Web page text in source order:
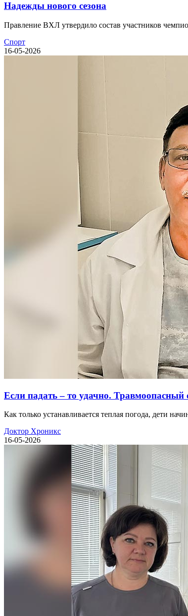
Надежды нового сезона
Правление ВХЛ утвердило состав участников
Спорт
16-05-2026
Если падать – то удачно. Травмоопасный
Как только устанавливается теплая погода, дети
Доктор Хроникс
16-05-2026